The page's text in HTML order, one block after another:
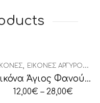
, ΕΙΚΌΝΕΣ ΑΡΓΥΡΟΧΡΥΣΟΤΥΠΊΑ
Εικόνα Άγιος Φανούριος
12,00€ – 28,00€